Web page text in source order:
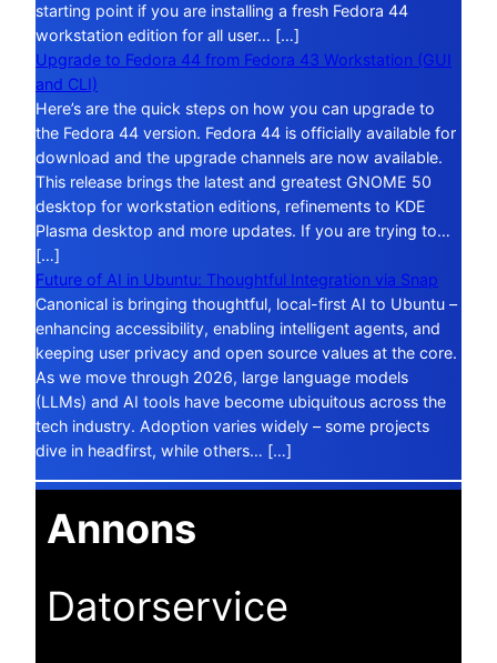
starting point if you are installing a fresh Fedora 44
workstation edition for all user… […]
Upgrade to Fedora 44 from Fedora 43 Workstation (GUI
and CLI)
Here’s are the quick steps on how you can upgrade to
the Fedora 44 version. Fedora 44 is officially available for
download and the upgrade channels are now available.
This release brings the latest and greatest GNOME 50
desktop for workstation editions, refinements to KDE
Plasma desktop and more updates. If you are trying to…
[…]
Future of AI in Ubuntu: Thoughtful Integration via Snap
Canonical is bringing thoughtful, local-first AI to Ubuntu –
enhancing accessibility, enabling intelligent agents, and
keeping user privacy and open source values at the core.
As we move through 2026, large language models
(LLMs) and AI tools have become ubiquitous across the
tech industry. Adoption varies widely – some projects
dive in headfirst, while others… […]
Annons
Datorservice